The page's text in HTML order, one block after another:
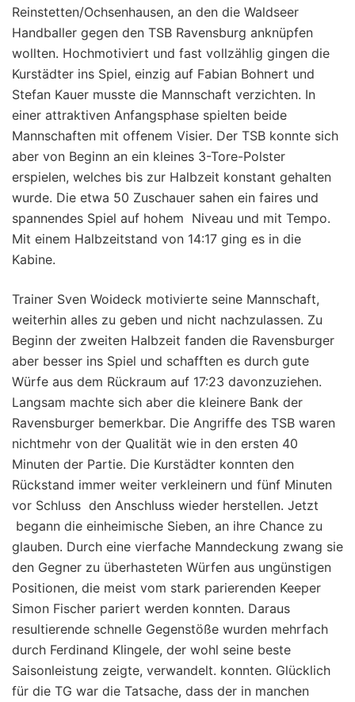
Reinstetten/Ochsenhausen, an den die Waldseer
Handballer gegen den TSB Ravensburg anknüpfen
wollten. Hochmotiviert und fast vollzählig gingen die
Kurstädter ins Spiel, einzig auf Fabian Bohnert und
Stefan Kauer musste die Mannschaft verzichten. In
einer attraktiven Anfangsphase spielten beide
Mannschaften mit offenem Visier. Der TSB konnte sich
aber von Beginn an ein kleines 3-Tore-Polster
erspielen, welches bis zur Halbzeit konstant gehalten
wurde. Die etwa 50 Zuschauer sahen ein faires und
spannendes Spiel auf hohem Niveau und mit Tempo.
Mit einem Halbzeitstand von 14:17 ging es in die
Kabine.
Trainer Sven Woideck motivierte seine Mannschaft,
weiterhin alles zu geben und nicht nachzulassen. Zu
Beginn der zweiten Halbzeit fanden die Ravensburger
aber besser ins Spiel und schafften es durch gute
Würfe aus dem Rückraum auf 17:23 davonzuziehen.
Langsam machte sich aber die kleinere Bank der
Ravensburger bemerkbar. Die Angriffe des TSB waren
nichtmehr von der Qualität wie in den ersten 40
Minuten der Partie. Die Kurstädter konnten den
Rückstand immer weiter verkleinern und fünf Minuten
vor Schluss den Anschluss wieder herstellen. Jetzt
begann die einheimische Sieben, an ihre Chance zu
glauben. Durch eine vierfache Manndeckung zwang sie
den Gegner zu überhasteten Würfen aus ungünstigen
Positionen, die meist vom stark parierenden Keeper
Simon Fischer pariert werden konnten. Daraus
resultierende schnelle Gegenstöße wurden mehrfach
durch Ferdinand Klingele, der wohl seine beste
Saisonleistung zeigte, verwandelt. konnten. Glücklich
für die TG war die Tatsache, dass der in manchen